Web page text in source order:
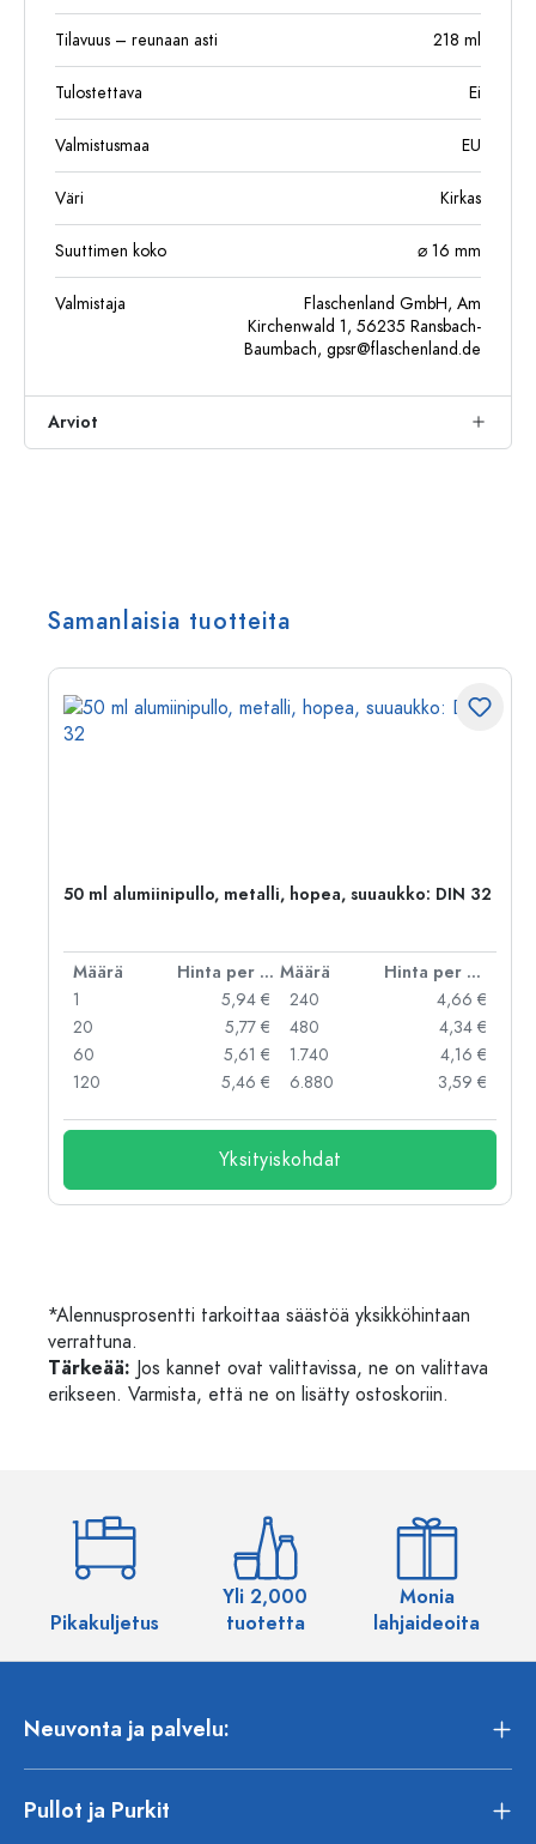
Tilavuus – reunaan asti 218 ml
Tulostettava Ei
Valmistusmaa EU
Väri Kirkas
Suuttimen koko ⌀ 16 mm
Valmistaja
Flaschenland GmbH, Am
Kirchenwald 1, 56235 Ransbach-
Baumbach, gpsr@flaschenland.de
Arviot
Samanlaisia tuotteita
50 ml alumiinipullo, metalli, hopea, suuaukko: DIN 32
Määrä Hinta per kpl Määrä
Hinta per kpl
1
5,94 €
20
5,77 €
60
5,61 €
120
5,46 €
240
4,66 €
480
4,34 €
1.740
4,16 €
6.880
3,59 €
Yksityiskohdat
*Alennusprosentti tarkoittaa säästöä yksikköhintaan
verrattuna.
Tärkeää: Jos kannet ovat valittavissa, ne on valittava
erikseen. Varmista, että ne on lisätty ostoskoriin.
Pikakuljetus
Yli 2,000
tuotetta
Monia
lahjaideoita
Neuvonta ja palvelu:
Pullot ja Purkit